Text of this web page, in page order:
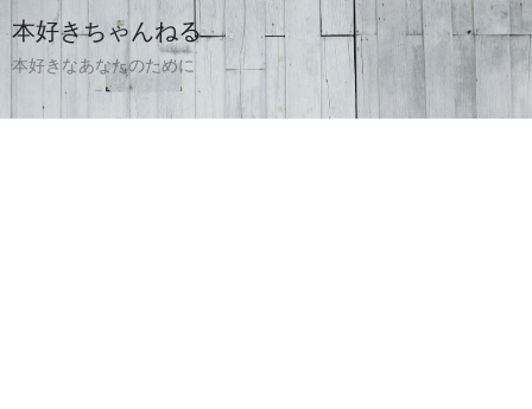
本好きちゃんねる
本好きなあなたのために